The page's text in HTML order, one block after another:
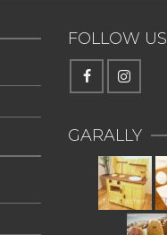
FOLLOW US
GARALLY